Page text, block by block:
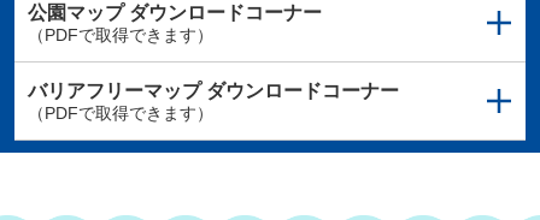
公園マップダウンロードコーナー
（PDFで取得できます）
バリアフリーマップダウンロードコーナー
（PDFで取得できます）